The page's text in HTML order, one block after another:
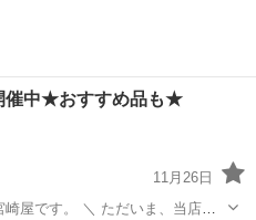
催中★おすすめ品も★
11月26日
だいま、当店で